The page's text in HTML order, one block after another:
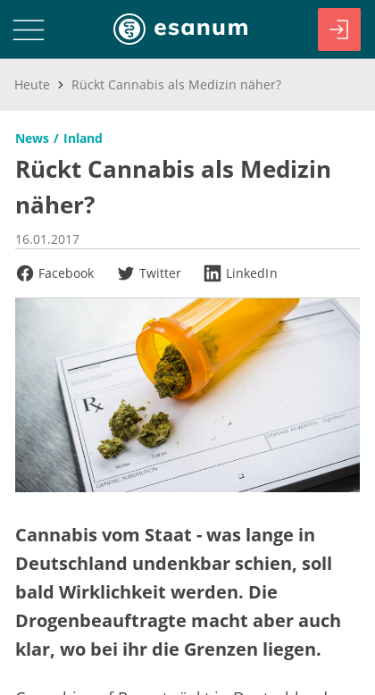
Heute Rückt Cannabis als Medizin näher?
News Inland
Rückt Cannabis als Medizin
näher?
16.01.2017
Facebook
Twitter LinkedIn
Cannabis vom Staat - was lange in
Deutschland undenkbar schien, soll
bald Wirklichkeit werden. Die
Drogenbeauftragte macht aber auch
klar, wo bei ihr die Grenzen liegen.